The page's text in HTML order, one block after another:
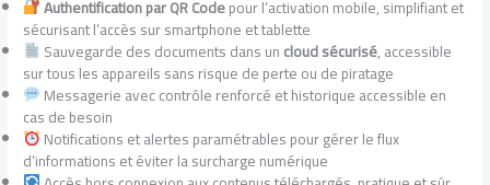
Authentification par QR Codepour l’activation mobile, simplifiant et
sécurisant l’accès sur smartphone et tablette
Sauvegarde des documents dans uncloud sécurisé, accessible
sur tous les appareils sans risque de perte ou de piratage
Messagerie avec contrôle renforcé et historique accessible en
cas de besoin
Notifications et alertes paramétrables pour gérer le flux
d’informations et éviter la surcharge numérique